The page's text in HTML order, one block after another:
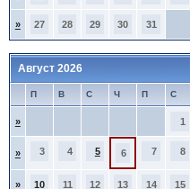
» 27 28 29 30 31
Август 2026
П В С Ч П С
» 1
» 3 4 5 6 7 8
» 10 11 12 13 14 15